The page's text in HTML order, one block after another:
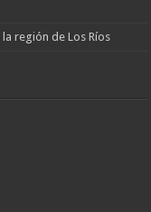
región de Los Ríos